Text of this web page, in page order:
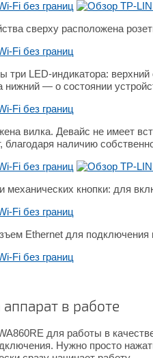
сверху расположена
три LED-индикатора:
— о состоянии
вилка. Девайс не имеет
благодаря наличию
кнопки: для
Ethernet для подключения
в работе
для работы в
Нужно просто